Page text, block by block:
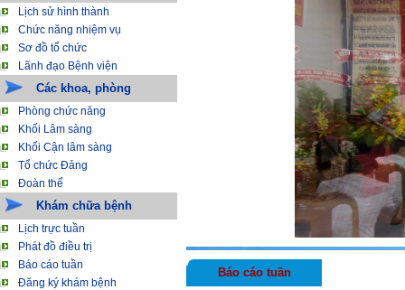
Lịch sử hình thành
Chức năng nhiệm vụ
Sơ đồ tổ chức
Lãnh đạo Bệnh viện
Các khoa, phòng
Phòng chức năng
Khối Lâm sàng
Khối Cận lâm sàng
Tổ chức Đảng
Đoàn thể
Khám chữa bệnh
Lịch trực tuần
Phát đồ điều trị
Báo cáo tuần
Đăng ký khám bệnh
Báo cáo tuần